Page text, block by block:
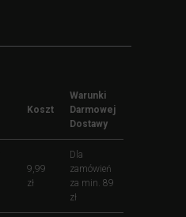
Koszt
Warunki
Darmowej
Dostawy
9,99
zł
Dla
zamówień
za min. 89
zł